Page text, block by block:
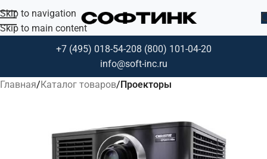
Skip to navigation
Skip to main content
+7 (495) 018-54-208 (800) 101-04-20
info@soft-inc.ru
Главная Каталог товаров Проекторы